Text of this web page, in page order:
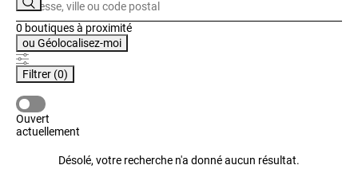
0 boutiquesà proximité
ou Géolocalisez-moi
Filtrer (0)
Ouvert
actuellement
Désolé, votre recherche n'a donné aucun résultat.